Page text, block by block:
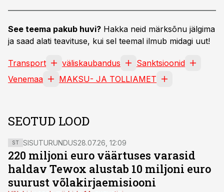
See teema pakub huvi? Hakka neid märksõnu jälgima
ja saad alati teavituse, kui sel teemal ilmub midagi uut!
Transport väliskaubandus
Sanktsioonid
Venemaa
MAKSU- JA TOLLIAMET
SEOTUD LOOD
ST SISUTURUNDUS28.07.26, 12:09
220 miljoni euro väärtuses varasid
haldav Tewox alustab 10 miljoni euro
suurust võlakirjaemisiooni